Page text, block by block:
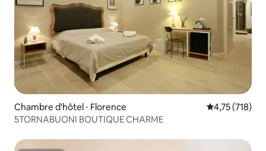
Chambre d'hôtel ⋅ Florence Évaluation
4,75 (718)
5TORNABUONI BOUTIQUE CHARME